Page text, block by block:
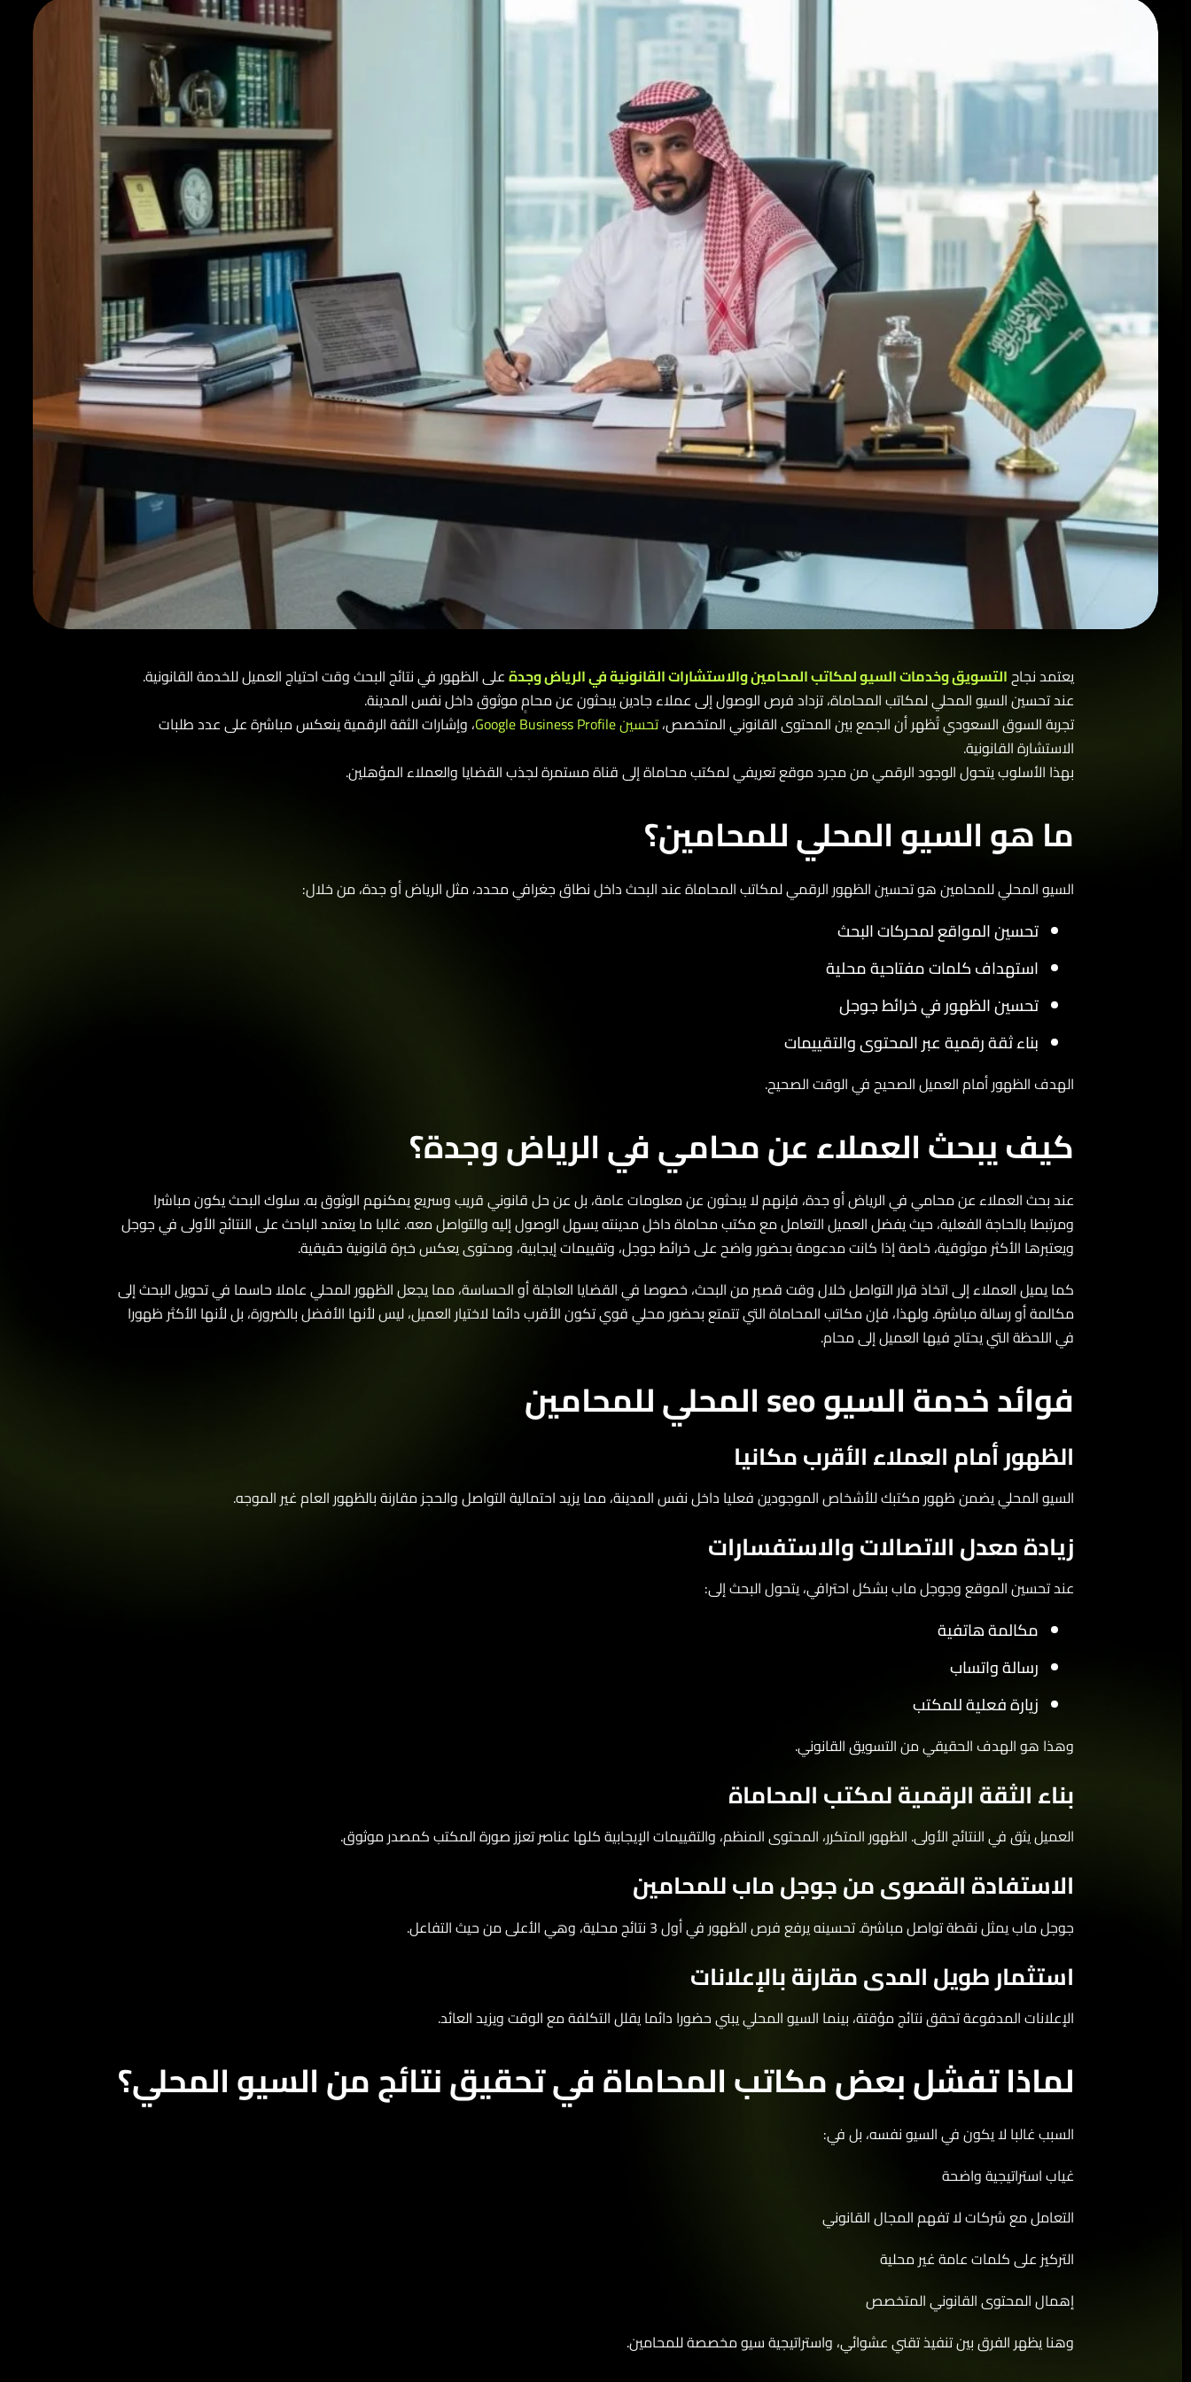
يعتمد نجاحالتسويق وخدمات السيو لمكاتب المحامين والاستشارات القانونية في الرياض وجدةعلى الظهور في نتائج البحث وقت احتياج العميل للخدمة القانونية.
عند تحسين السيو المحلي لمكاتب المحاماة، تزداد فرص الوصول إلى عملاء جادين يبحثون عن محامٍ موثوق داخل نفس المدينة.
تجربة السوق السعودي تُظهر أن الجمع بين المحتوى القانوني المتخصص،تحسين Google Business Profile
، وإشارات الثقة الرقمية ينعكس مباشرة على عدد طلبات
الاستشارة القانونية.
بهذا الأسلوب يتحول الوجود الرقمي من مجرد موقع تعريفي لمكتب محاماة إلى قناة مستمرة لجذب القضايا والعملاء المؤهلين.
ما هو السيو المحلي للمحامين؟
السيو المحلي للمحامين هو تحسين الظهور الرقمي لمكاتب المحاماة عند البحث داخل نطاق جغرافي محدد، مثل الرياض أو جدة، من خلال:
تحسين المواقع لمحركات البحث
استهداف كلمات مفتاحية محلية
تحسين الظهور في خرائط جوجل
بناء ثقة رقمية عبر المحتوى والتقييمات
الهدف الظهور أمام العميل الصحيح في الوقت الصحيح.
كيف يبحث العملاء عن محامي في الرياض وجدة؟
عند بحث العملاء عن محامي في الرياض أو جدة، فإنهم لا يبحثون عن معلومات عامة، بل عن حل قانوني قريب وسريع يمكنهم الوثوق به. سلوك البحث يكون مباشرا
ومرتبطا بالحاجة الفعلية، حيث يفضل العميل التعامل مع مكتب محاماة داخل مدينته يسهل الوصول إليه والتواصل معه. غالبا ما يعتمد الباحث على النتائج الأولى في جوجل
ويعتبرها الأكثر موثوقية، خاصة إذا كانت مدعومة بحضور واضح على خرائط جوجل، وتقييمات إيجابية، ومحتوى يعكس خبرة قانونية حقيقية.
كما يميل العملاء إلى اتخاذ قرار التواصل خلال وقت قصير من البحث، خصوصا في القضايا العاجلة أو الحساسة، مما يجعل الظهور المحلي عاملا حاسما في تحويل البحث إلى
مكالمة أو رسالة مباشرة. ولهذا، فإن مكاتب المحاماة التي تتمتع بحضور محلي قوي تكون الأقرب دائما لاختيار العميل، ليس لأنها الأفضل بالضرورة، بل لأنها الأكثر ظهورا
في اللحظة التي يحتاج فيها العميل إلى محام.
فوائد خدمة السيو seo المحلي للمحامين
الظهور أمام العملاء الأقرب مكانيا
السيو المحلي يضمن ظهور مكتبك للأشخاص الموجودين فعليا داخل نفس المدينة، مما يزيد احتمالية التواصل والحجز مقارنة بالظهور العام غير الموجه.
زيادة معدل الاتصالات والاستفسارات
عند تحسين الموقع وجوجل ماب بشكل احترافي، يتحول البحث إلى:
مكالمة هاتفية
رسالة واتساب
زيارة فعلية للمكتب
وهذا هو الهدف الحقيقي من التسويق القانوني.
بناء الثقة الرقمية لمكتب المحاماة
العميل يثق في النتائج الأولى. الظهور المتكرر، المحتوى المنظم، والتقييمات الإيجابية كلها عناصر تعزز صورة المكتب كمصدر موثوق.
الاستفادة القصوى من جوجل ماب للمحامين
جوجل ماب يمثل نقطة تواصل مباشرة. تحسينه يرفع فرص الظهور في أول 3 نتائج محلية، وهي الأعلى من حيث التفاعل.
استثمار طويل المدى مقارنة بالإعلانات
الإعلانات المدفوعة تحقق نتائج مؤقتة، بينما السيو المحلي يبني حضورا دائما يقلل التكلفة مع الوقت ويزيد العائد.
لماذا تفشل بعض مكاتب المحاماة في تحقيق نتائج من السيو المحلي؟
السبب غالبا لا يكون في السيو نفسه، بل في:
غياب استراتيجية واضحة
التعامل مع شركات لا تفهم المجال القانوني
التركيز على كلمات عامة غير محلية
إهمال المحتوى القانوني المتخصص
وهنا يظهر الفرق بين تنفيذ تقني عشوائي، واستراتيجية سيو مخصصة للمحامين.